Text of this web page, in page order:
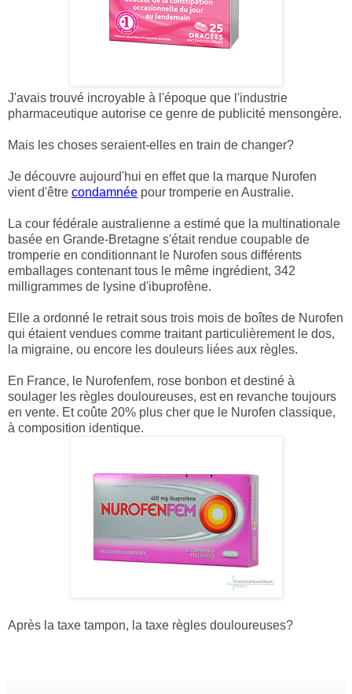
J'avais trouvé incroyable à l'époque que l'industrie
pharmaceutique autorise ce genre de publicité mensongère.
Mais les choses seraient-elles en train de changer?
Je découvre aujourd'hui en effet que la marque Nurofen
vient d'être condamnée pour tromperie en Australie.
La cour fédérale australienne a estimé que la multinationale
basée en Grande-Bretagne s'était rendue coupable de
tromperie en conditionnant le Nurofen sous différents
emballages contenant tous le même ingrédient, 342
milligrammes de lysine d'ibuprofène.
Elle a ordonné le retrait sous trois mois de boîtes de Nurofen
qui étaient vendues comme traitant particulièrement le dos,
la migraine, ou encore les douleurs liées aux règles.
En France, le Nurofenfem, rose bonbon et destiné à
soulager les règles douloureuses, est en revanche toujours
en vente. Et coûte 20% plus cher que le Nurofen classique,
à composition identique.
Après la taxe tampon, la taxe règles douloureuses?